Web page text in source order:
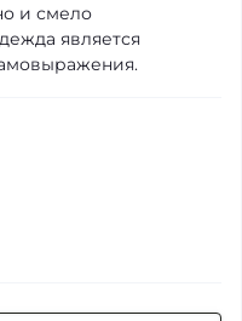
и смело
является